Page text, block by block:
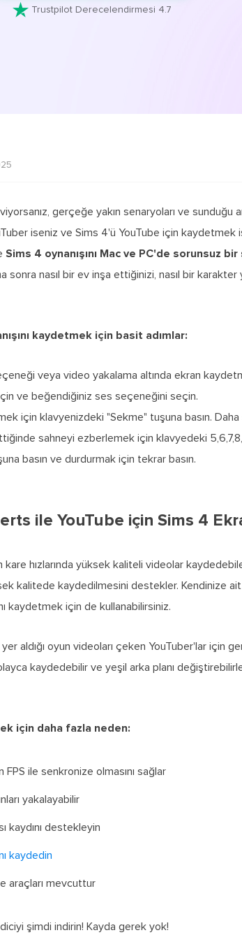
 Trustpilot Derecelendirmesi 4.7
gerçeğe yakın senaryoları ve sunduğu
iseniz ve Sims 4'ü YouTube için kaydetmek
Sims 4 oynanışını Mac ve PC'de sorunsuz
nasıl bir ev inşa ettiğinizi, nasıl bir karakter
kaydetmek için basit adımlar:
veya video yakalama altında ekran
ve beğendiğiniz ses seçeneğini seçin.
için klavyenizdeki "Sekme" tuşuna basın.
sahneyi ezberlemek için klavyedeki
basın ve durdurmak için tekrar basın.
ile YouTube için Sims 4
kare hızlarında yüksek kaliteli videolar
kalitede kaydedilmesini destekler. Kendinize
kaydetmek için de kullanabilirsiniz.
aldığı oyun videoları çeken YouTuber'lar için
kaydedebilir ve yeşil arka planı
için daha fazla neden:
FPS ile senkronize olmasını sağlar
yakalayabilir
kaydını destekleyin
kaydedin
araçları mevcuttur
şimdi indirin! Kayda gerek yok!